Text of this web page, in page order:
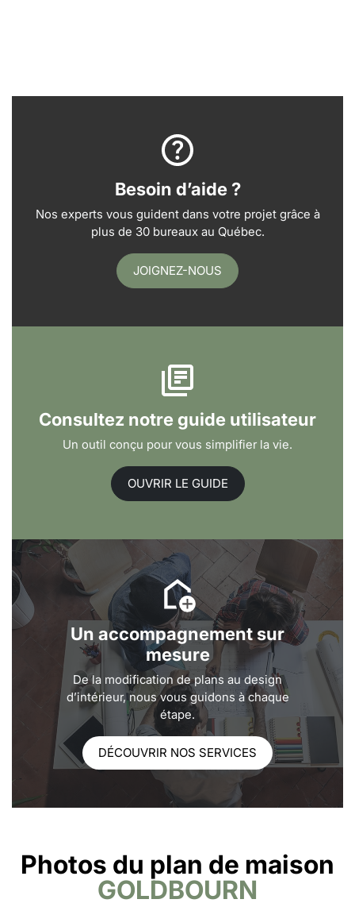
Besoin d’aide ?
Nos experts vous guident dans votre projet grâce à
plus de 30 bureaux au Québec.
JOIGNEZ-NOUS
Consultez notre guide utilisateur
Un outil conçu pour vous simplifier la vie.
OUVRIR LE GUIDE
Un accompagnement sur
mesure
De la modification de plans au design
d’intérieur, nous vous guidons à chaque
étape.
DÉCOUVRIR NOS SERVICES
Photos du plan de maison
GOLDBOURN